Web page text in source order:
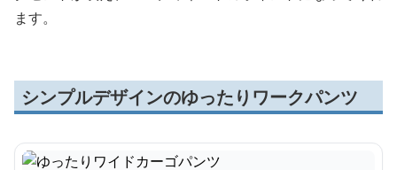
ます。
シンプルデザインのゆったりワークパンツ